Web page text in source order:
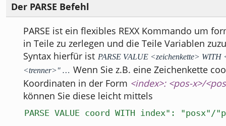
Der PARSE Befehl
PARSE ist ein flexibles REXX Kommando um
in Teile zu zerlegen und die Teile Variablen
Syntax hierfür ist PARSE VALUE <zeichenkette>
<trenner>" … Wenn Sie z.B. eine Zeichenkette
Koordinaten in der Form <index>: <pos-x>/
können Sie diese leicht mittels
PARSE VALUE coord WITH index": "posx"/